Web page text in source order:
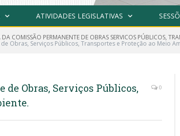
ATIVIDADES LEGISLATIVAS
COMISSÃO PERMANENTE DE OBRAS SERVICOS PÚBLICOS,
Obras, Serviços Públicos, Transportes e Proteção ao Meio
de Obras, Serviços Públicos,
0